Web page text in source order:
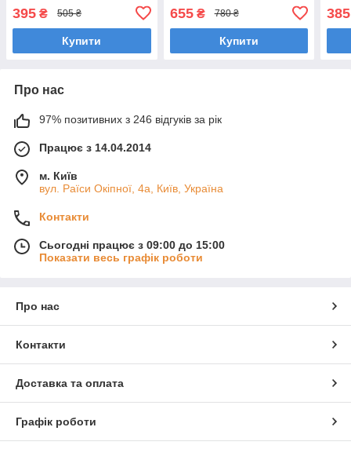
395 ₴ 505 ₴
Купити
655₴ 780 ₴
Купити
385
Про нас
97% позитивних з 246 відгуків за рік
Працює з 14.04.2014
м. Київ
вул. Раїси Окіпної, 4а, Київ, Україна
Контакти
Сьогодні працює з 09:00 до 15:00
Показати весь графік роботи
Про нас
Контакти
Доставка та оплата
Графік роботи